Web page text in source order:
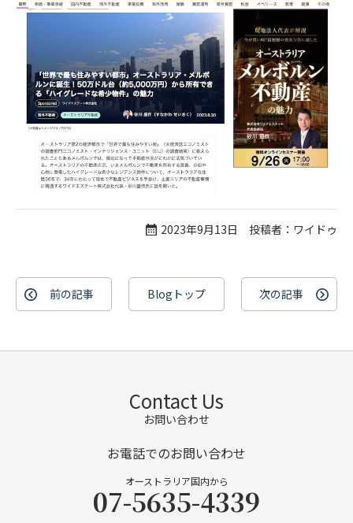
2023年9月13日 投稿者：ワイドゥ
前の記事 Blogトップ 次の記事
Contact Us
お問い合わせ
お電話でのお問い合わせ
オーストラリア国内から
07-5635-4339